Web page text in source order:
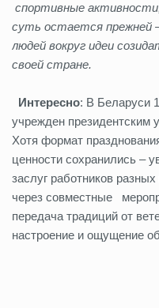
спортивные
суть остается прежней
людей вокруг идеи
своей стране.
Интересно: В Беларуси
учрежден президентским
Хотя формат
ценности сохранились –
заслуг работников
через совместные
передача традиций от
настроение и ощущение